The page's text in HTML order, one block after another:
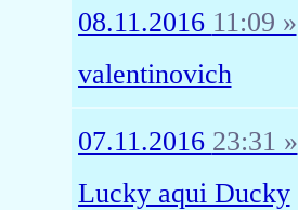
08.11.2016 11:09 »
valentinovich
07.11.2016 23:31 »
Lucky aqui Ducky